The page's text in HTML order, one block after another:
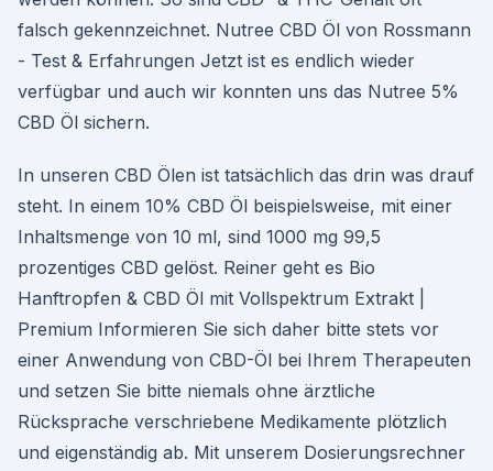
falsch gekennzeichnet. Nutree CBD Öl von Rossmann
- Test & Erfahrungen Jetzt ist es endlich wieder
verfügbar und auch wir konnten uns das Nutree 5%
CBD Öl sichern.
In unseren CBD Ölen ist tatsächlich das drin was drauf
steht. In einem 10% CBD Öl beispielsweise, mit einer
Inhaltsmenge von 10 ml, sind 1000 mg 99,5
prozentiges CBD gelöst. Reiner geht es Bio
Hanftropfen & CBD Öl mit Vollspektrum Extrakt |
Premium Informieren Sie sich daher bitte stets vor
einer Anwendung von CBD-Öl bei Ihrem Therapeuten
und setzen Sie bitte niemals ohne ärztliche
Rücksprache verschriebene Medikamente plötzlich
und eigenständig ab. Mit unserem Dosierungsrechner